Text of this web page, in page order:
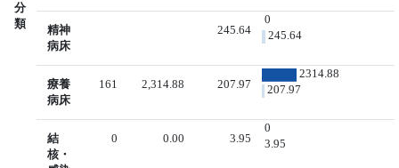
分
類
精神
病床
245.64
0
245.64
療養
病床
161 2,314.88 207.97
2314.88
207.97
結
核・
0 0.00 3.95
0
3.95